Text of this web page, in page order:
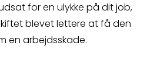
for en ulykke på dit job,
blevet lettere at få den
en arbejdsskade.